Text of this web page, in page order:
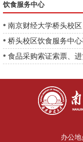
饮食服务中心
南京财经大学桥头校
桥头校区饮食服务中
食品采购索证索票、
办公